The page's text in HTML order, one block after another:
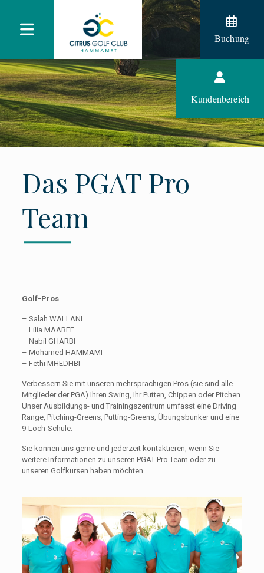
Das PGAT Pro
Team
Golf-Pros
– Salah WALLANI
– Lilia MAAREF
– Nabil GHARBI
– Mohamed HAMMAMI
– Fethi MHEDHBI
Verbessern Sie mit unseren mehrsprachigen Pros (sie sind alle
Mitglieder der PGA) Ihren Swing, Ihr Putten, Chippen oder Pitchen.
Unser Ausbildungs- und Trainingszentrum umfasst eine Driving
Range, Pitching-Greens, Putting-Greens, Übungsbunker und eine
9-Loch-Schule.
Sie können uns gerne und jederzeit kontaktieren, wenn Sie
weitere Informationen zu unseren PGAT Pro Team oder zu
unseren Golfkursen haben möchten.
Buchung
Kundenbereich